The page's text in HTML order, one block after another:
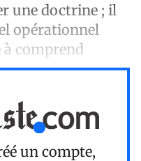
une doctrine ; il
opérationnel
comprend
un compte,